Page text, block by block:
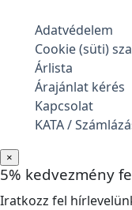
Adatvédelem
Cookie (süti)
Árlista
Árajánlat kérés
Kapcsolat
KATA /
×
5% kedvezmény
Iratkozz fel